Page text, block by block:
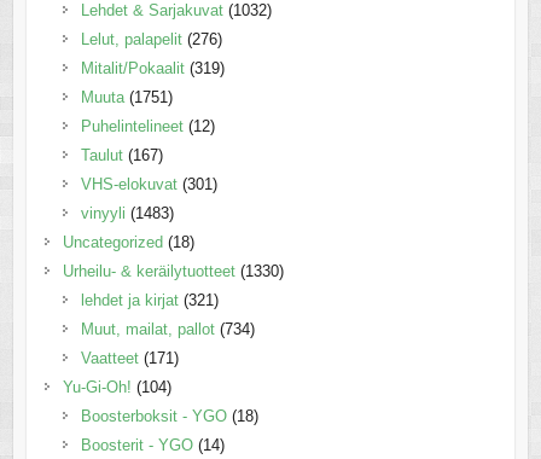
Lehdet & Sarjakuvat (1032)
Lelut, palapelit (276)
Mitalit/Pokaalit (319)
Muuta (1751)
Puhelintelineet (12)
Taulut (167)
VHS-elokuvat (301)
vinyyli (1483)
Uncategorized (18)
Urheilu- & keräilytuotteet (1330)
lehdet ja kirjat (321)
Muut, mailat, pallot (734)
Vaatteet (171)
Yu-Gi-Oh! (104)
Boosterboksit - YGO (18)
Boosterit - YGO (14)